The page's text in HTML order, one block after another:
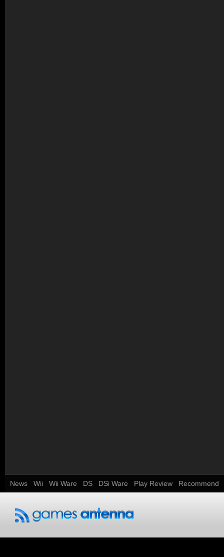
News Wii Wii Ware DS DSi Ware Play Review Recommend